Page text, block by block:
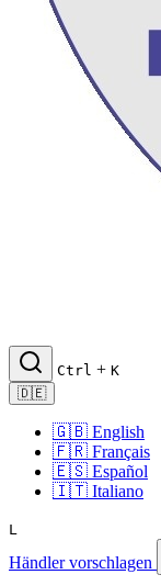
Ctrl + K
🇩🇪
🇬🇧 English
🇫🇷 Français
🇪🇸 Español
🇮🇹 Italiano
L
Händler vorschlagen